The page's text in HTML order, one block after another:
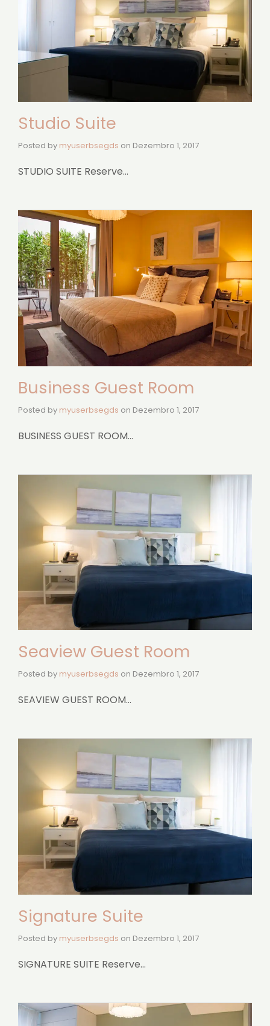
Studio Suite
Posted by myuserbsegds on Dezembro 1, 2017
STUDIO SUITE Reserve…
Business Guest Room
Posted by myuserbsegds on Dezembro 1, 2017
BUSINESS GUEST ROOM…
Seaview Guest Room
Posted by myuserbsegds on Dezembro 1, 2017
SEAVIEW GUEST ROOM…
Signature Suite
Posted by myuserbsegds on Dezembro 1, 2017
SIGNATURE SUITE Reserve…